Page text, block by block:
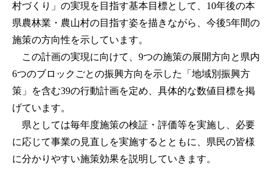
村づくり」の実現を目指す基本目標として、10年後の本
県農林業・農山村の目指す姿を描きながら、今後5年間の
施策の方向性を示しています。
この計画の実現に向けて、9つの施策の展開方向と県内
6つのブロックごとの振興方向を示した「地域別振興方
策」を含む39の行動計画を定め、具体的な数値目標を掲
げています。
県としては毎年度施策の検証・評価等を実施し、必要
に応じて事業の見直しを実施するとともに、県民の皆様
に分かりやすい施策効果を説明していきます。